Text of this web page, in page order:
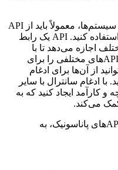
برای ادغام سانترال پاناسونیک با سایر سیستم‌ها، معمولاً باید از API
(Application Programming Interface) استفاده کنید. API یک رابط
اجازه می‌دهد تا با
یکدیگر ارتباط برقرار کنند. پاناسونیک API‌های مختلفی را برای
از آن‌ها برای ادغام
با ادغام سانترال با سایر
کارآمد ایجاد کنید که به
می‌کند.
برای کسب اطلاعات بیشتر در مورد API‌های پاناسونیک، به